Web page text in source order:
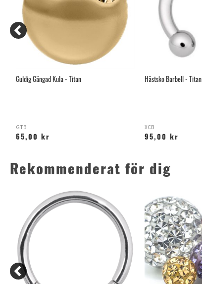
Guldig Gängad Kula - Titan
GTB
65,00 kr
Hästsko Barbell - Titan
XCB
95,00 kr
Rekommenderat för dig